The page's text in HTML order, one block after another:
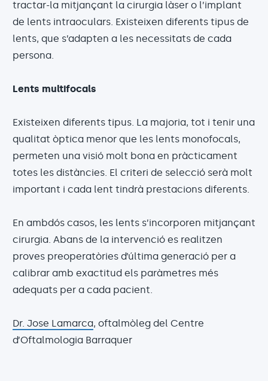
tractar-la mitjançant la cirurgia làser o l’implant
de lents intraoculars. Existeixen diferents tipus de
lents, que s’adapten a les necessitats de cada
persona.
Lents multifocals
Existeixen diferents tipus. La majoria, tot i tenir una
qualitat òptica menor que les lents monofocals,
permeten una visió molt bona en pràcticament
totes les distàncies. El criteri de selecció serà molt
important i cada lent tindrà prestacions diferents.
En ambdós casos, les lents s’incorporen mitjançant
cirurgia. Abans de la intervenció es realitzen
proves preoperatòries d’última generació per a
calibrar amb exactitud els paràmetres més
adequats per a cada pacient.
Dr. Jose Lamarca, oftalmòleg del Centre
d’Oftalmologia Barraquer